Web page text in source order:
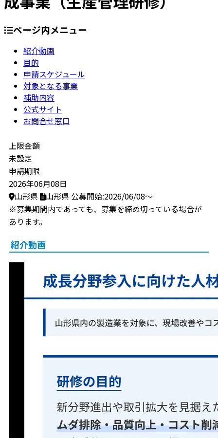
ページ内メニュー
紹介動画
目的
申請スケジュール
対象となる事業
補助内容
公式サイト
お問合せ窓口
上限金額
未設定
申請期限
2026年06月08日
山形県
山形県 公募開始:2026/06/08～
※募集期間内であっても、募集を締め切っている場合が
あります。
紹介動画